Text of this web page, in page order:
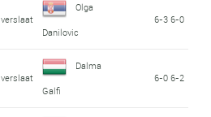
verslaat
Olga
Danilovic
6-3 6-0
verslaat
Dalma
Galfi
6-0 6-2